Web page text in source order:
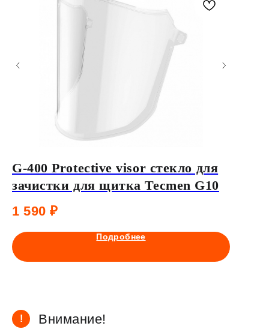
G-400 Protective visor стекло для
зачистки для щитка Tecmen G10
1 590 ₽
Подробнее
! Внимание!